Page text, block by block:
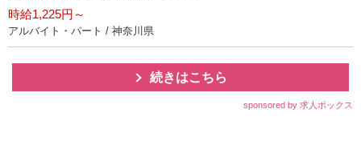
時給1,225円～
アルバイト・パート / 神奈川県
続きはこちら
sponsored by 求人ボックス